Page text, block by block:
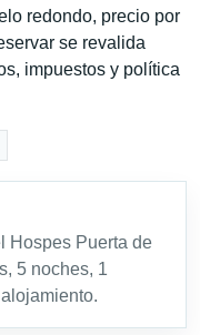
redondo, precio por
se revalida
impuestos y política
Hospes Puerta de
5 noches, 1